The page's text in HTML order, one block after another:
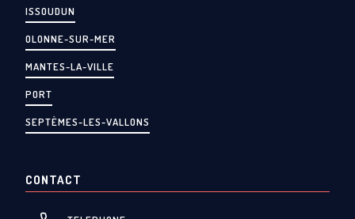
ISSOUDUN
OLONNE-SUR-MER
MANTES-LA-VILLE
PORT
SEPTÈMES-LES-VALLONS
CONTACT